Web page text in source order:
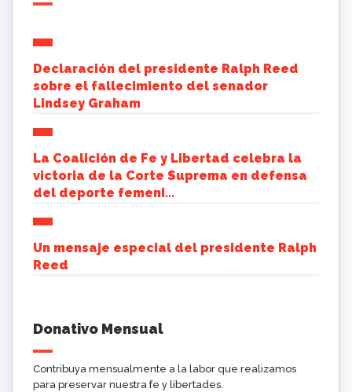
Declaración del presidente Ralph Reed
sobre el fallecimiento del senador
Lindsey Graham
La Coalición de Fe y Libertad celebra la
victoria de la Corte Suprema en defensa
del deporte femeni...
Un mensaje especial del presidente Ralph
Reed
Donativo Mensual
Contribuya mensualmente a la labor que realizamos
para preservar nuestra fe y libertades.